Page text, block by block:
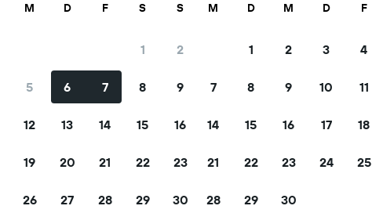
M D F S S
1 2
5 6 7 8 9
12 13 14 15 16
19 20 21 22 23
26 27 28 29 30
M D M D F
1 2 3 4
7 8 9 10 11
14 15 16 17 18
21 22 23 24 25
28 29 30